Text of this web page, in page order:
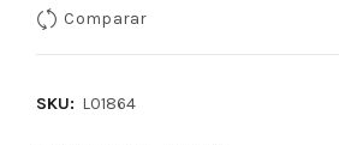
Comparar
SKU: L01864